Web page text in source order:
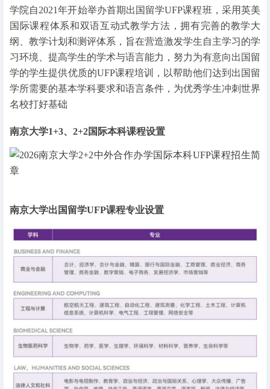
学院自2021年开始举办首期出国留学UFP课程班，采用英美
国际课程体系和双语互动式教学方法，拥有完善的教学大
纲、教学计划和测评体系，旨在营造激发学生自主学习的学
习环境、提高学生的学术与语言能力，努力为有意向出国留
学的学生提供优质的UFP课程培训，以帮助他们达到出国留
学所需要的基本学科要求和语言条件，为优秀学生冲刺世界
名校打好基础
南京大学1+3、2+2国际本科课程设置
南京大学出国留学UFP课程专业设置